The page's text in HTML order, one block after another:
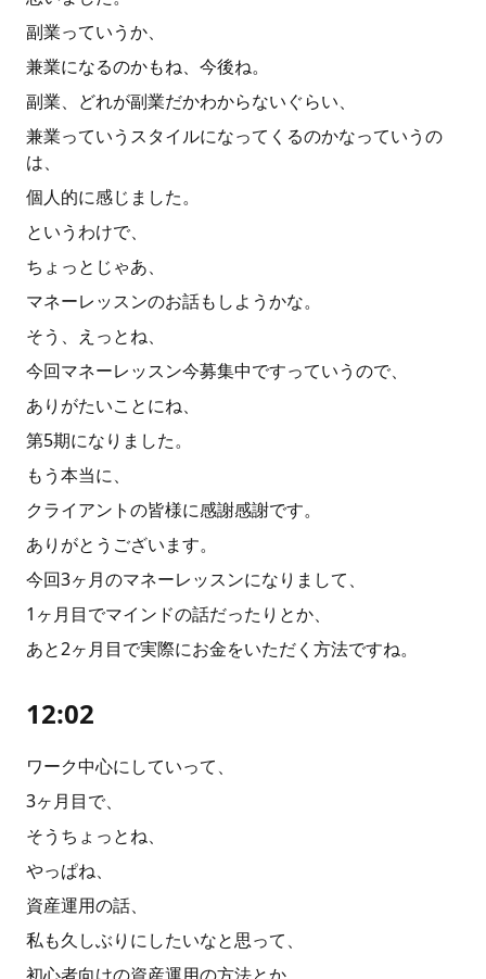
副業っていうか、
兼業になるのかもね、今後ね。
副業、どれが副業だかわからないぐらい、
兼業っていうスタイルになってくるのかなっていうの
は、
個人的に感じました。
というわけで、
ちょっとじゃあ、
マネーレッスンのお話もしようかな。
そう、えっとね、
今回マネーレッスン今募集中ですっていうので、
ありがたいことにね、
第5期になりました。
もう本当に、
クライアントの皆様に感謝感謝です。
ありがとうございます。
今回3ヶ月のマネーレッスンになりまして、
1ヶ月目でマインドの話だったりとか、
あと2ヶ月目で実際にお金をいただく方法ですね。
12:02
ワーク中心にしていって、
3ヶ月目で、
そうちょっとね、
やっぱね、
資産運用の話、
私も久しぶりにしたいなと思って、